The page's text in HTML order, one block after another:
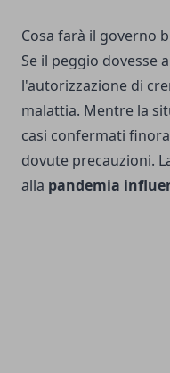
Cosa farà il governo
Se il peggio dovesse
l'autorizzazione di
malattia. Mentre la
casi confermati
dovute precauzioni.
alla pandemia